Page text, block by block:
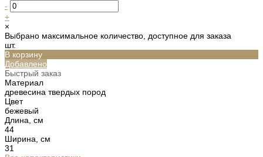
-
+
×
Выбрано максимальное количество, доступное для заказа
шт.
В корзину
Добавлено
Быстрый заказ
Материал
древесина твердых пород
Цвет
бежевый
Длина, см
44
Ширина, см
31